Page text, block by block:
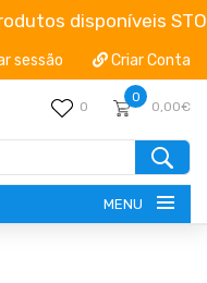
disponíveis
sessão Criar Conta
0
0
0,00€
MENU